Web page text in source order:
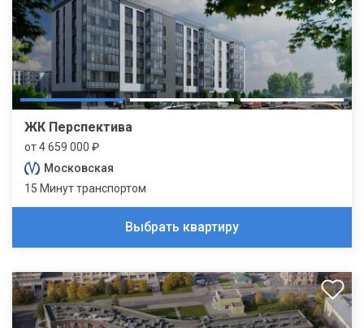
ЖК Перспектива
от 4 659 000 ₽
Московская
15 Минут транспортом
Выбрать квартиру